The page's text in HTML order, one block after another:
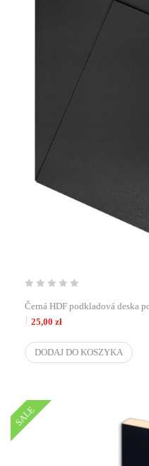
Černá HDF podkladová deska
25,00 zł
DODAJ DO KOSZYKA
SALE